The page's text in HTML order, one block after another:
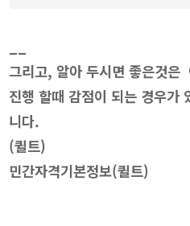
그리고, 알아 두시면 좋은것은
진행 할때 감점이 되는 경우가
니다.
(퀼트)
민간자격기본정보(퀼트)